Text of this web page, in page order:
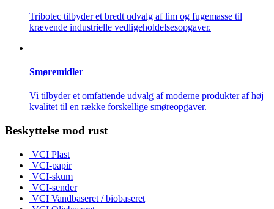
Tribotec tilbyder et bredt udvalg af lim og fugemasse til
krævende industrielle vedligeholdelsesopgaver.
Smøremidler
Vi tilbyder et omfattende udvalg af moderne produkter af høj
kvalitet til en række forskellige smøreopgaver.
Beskyttelse mod rust
VCI Plast
VCI-papir
VCI-skum
VCI-sender
VCI Vandbaseret / biobaseret